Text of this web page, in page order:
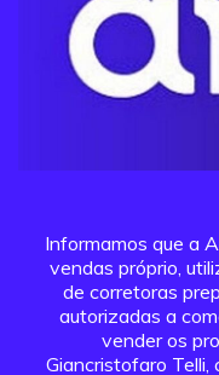
Informamos que a
vendas próprio,
de corretoras
autorizadas a
vender os
Giancristofaro